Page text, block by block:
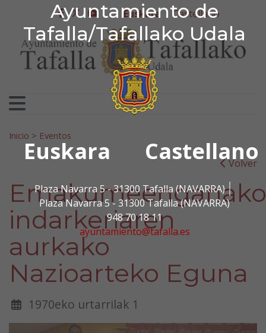
Ayuntamiento de
Tafalla/Tafallako Udala
Euskara Castellano
Plaza Navarra 5 - 31300 Tafalla (NAVARRA)
Plaza Navarra 5 - 31300 Tafalla (NAVARRA)
948 70 18 11
ayuntamiento@tafalla.es
Ir al contenido
Ayuntamiento de
facebook
twitter
youtube
Euskara Castellano
Bilatu:
Inicio > Eventos
Volver
Emakumeenganako
indarkeriaren
aurkako
Nazioarteko Eguna
1970eko urtarrilak 1